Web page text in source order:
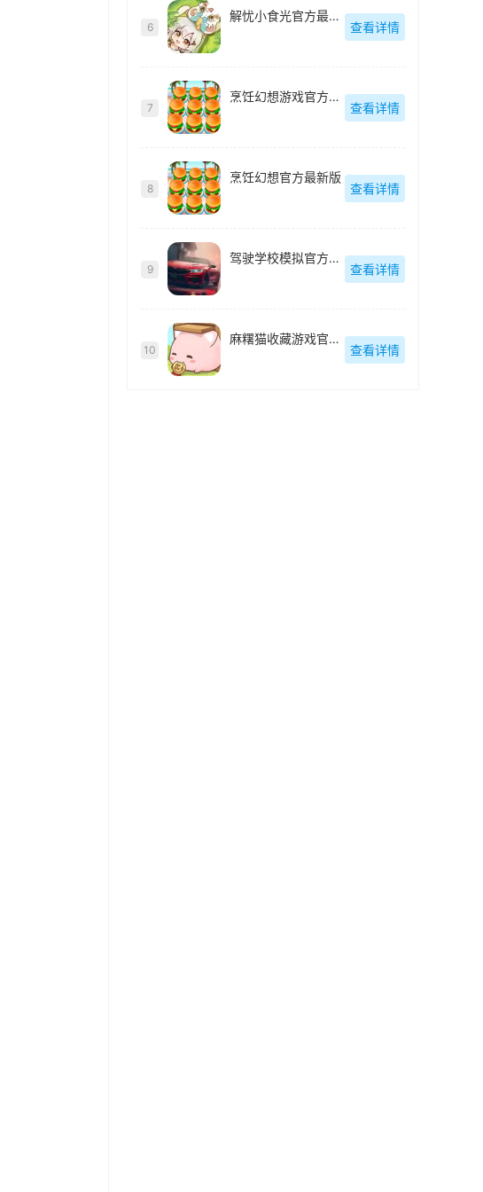
6
解忧小食光官方最新版
查看详情
7
烹饪幻想游戏官方最新版
查看详情
8
烹饪幻想官方最新版
查看详情
9
驾驶学校模拟官方最新版
查看详情
10
麻糬猫收藏游戏官方最新版
查看详情